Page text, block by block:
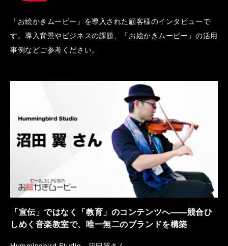
「お絵かきムービー」を導入された顧客様のインタビューで
す。導入背景やビジネスの課題、「お絵かきムービー」の活用
事例などご参考ください。
「宣伝」ではなく「教育」のコンテンツへ――競合ひ
しめく音楽教室で、唯一無二のブランドを構築